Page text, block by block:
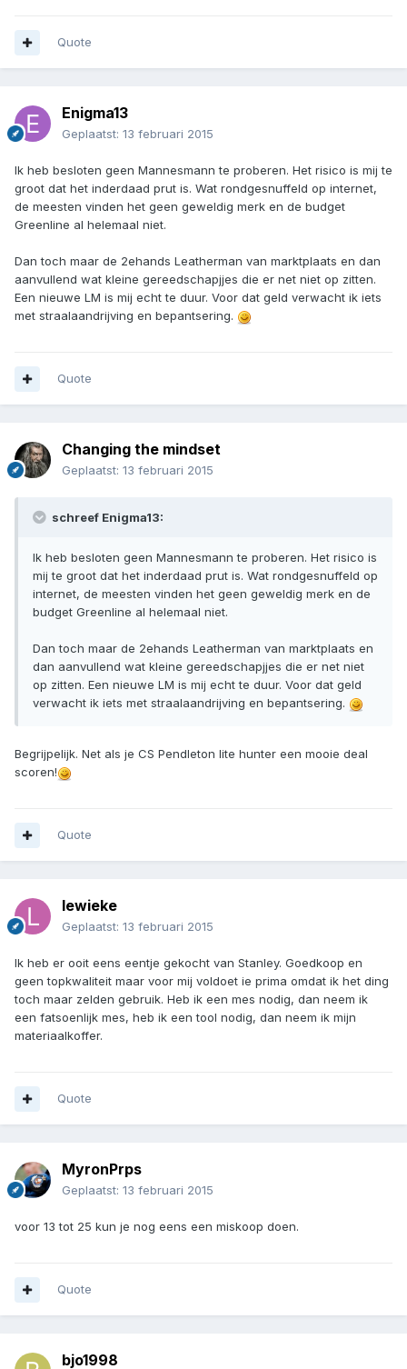
Quote
Enigma13
Geplaatst: 13 februari 2015
Ik heb besloten geen Mannesmann te proberen. Het risico is mij te
groot dat het inderdaad prut is. Wat rondgesnuffeld op internet,
de meesten vinden het geen geweldig merk en de budget
Greenline al helemaal niet.
Dan toch maar de 2ehands Leatherman van marktplaats en dan
aanvullend wat kleine gereedschapjjes die er net niet op zitten.
Een nieuwe LM is mij echt te duur. Voor dat geld verwacht ik iets
met straalaandrijving en bepantsering.
Quote
Changing the mindset
Geplaatst: 13 februari 2015
schreef Enigma13:
Ik heb besloten geen Mannesmann te proberen. Het risico is
mij te groot dat het inderdaad prut is. Wat rondgesnuffeld op
internet, de meesten vinden het geen geweldig merk en de
budget Greenline al helemaal niet.
Dan toch maar de 2ehands Leatherman van marktplaats en
dan aanvullend wat kleine gereedschapjjes die er net niet
op zitten. Een nieuwe LM is mij echt te duur. Voor dat geld
verwacht ik iets met straalaandrijving en bepantsering.
Begrijpelijk. Net als je CS Pendleton lite hunter een mooie deal
scoren!
Quote
lewieke
Geplaatst: 13 februari 2015
Ik heb er ooit eens eentje gekocht van Stanley. Goedkoop en
geen topkwaliteit maar voor mij voldoet ie prima omdat ik het ding
toch maar zelden gebruik. Heb ik een mes nodig, dan neem ik
een fatsoenlijk mes, heb ik een tool nodig, dan neem ik mijn
materiaalkoffer.
Quote
MyronPrps
Geplaatst: 13 februari 2015
voor 13 tot 25 kun je nog eens een miskoop doen.
Quote
bjo1998